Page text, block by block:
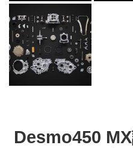
Desmo450